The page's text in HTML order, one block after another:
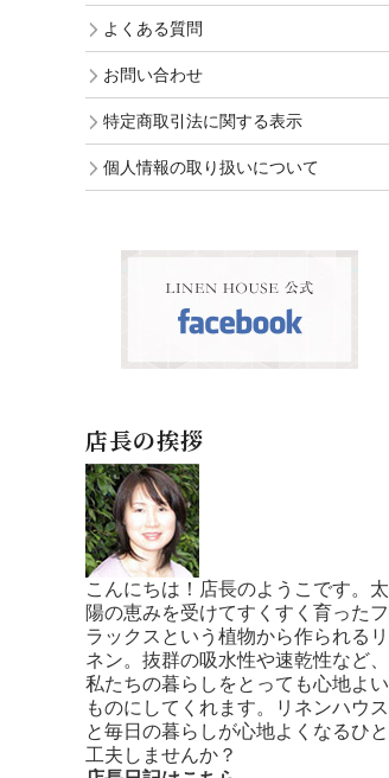
よくある質問
お問い合わせ
特定商取引法に関する表示
個人情報の取り扱いについて
店長の挨拶
こんにちは！店長のようこです。太
陽の恵みを受けてすくすく育ったフ
ラックスという植物から作られるリ
ネン。抜群の吸水性や速乾性など、
私たちの暮らしをとっても心地よい
ものにしてくれます。リネンハウス
と毎日の暮らしが心地よくなるひと
工夫しませんか？